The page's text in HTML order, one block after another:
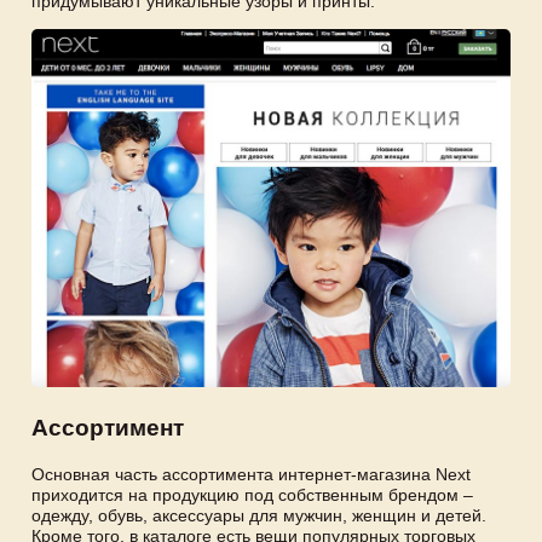
Ассортимент
Основная часть ассортимента интернет-магазина Next
приходится на продукцию под собственным брендом –
одежду, обувь, аксессуары для мужчин, женщин и детей.
Кроме того, в каталоге есть вещи популярных торговых